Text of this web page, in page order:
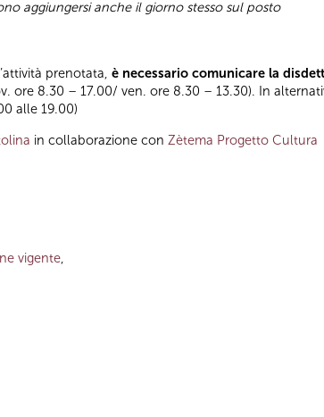
aggiungersi anche il giorno stesso sul posto
prenotata, è necessario comunicare la
ore 8.30 – 17.00/ ven. ore 8.30 – 13.30). In
alle 19.00)
in collaborazione con Zètema Progetto Cultura
vigente,